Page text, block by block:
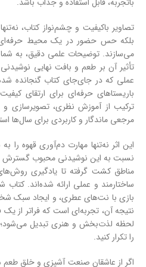
تصاویر باکیفیت و چشم‌نواز کتاب،
بلکه حس حضور در یک محیط حرفه‌ای
می‌سازند. توضیحات علمی دقیق، به
تأثیر آن بر طعم و بافت نهایی
عملی که در جای‌جای کتاب گنجانده
باریستاهای حرفه‌ای برای ارتقای
ترکیب از آموزش نظری، تصویرسازی و
مرجعی ماندگار و کاربردی برای سال‌ها
این اثر نه‌تنها مهارت دم‌آوری قهوه را
نسبت به این نوشیدنی محبوب گسترش
مناطق کشت گرفته تا یادگیری
ساختارمند و عملی ارائه شده‌اند.
بازی با نت‌های عطری، و ایجاد سبک
نتیجه آن، تجربه‌ای است که فراتر از
لحظه لذت‌بخش و هنری تبدیل می‌شود؛
را تکرار کنید.
اگر از عاشقان صنعت آشپزی و خلق طعم